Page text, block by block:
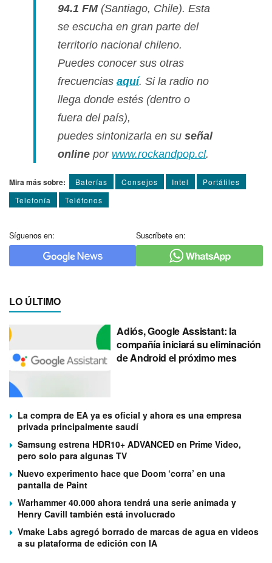
94.1 FM(Santiago, Chile). Esta
se escucha en gran parte del
territorio nacional chileno.
Puedes conocer sus otras
frecuencias aquí­. Si la radio no
llega donde estés (dentro o
fuera del paí­s),
puedes sintonizarla en su señal
online por www.rockandpop.cl.
Mira más sobre: Baterí­as Consejos Intel
Portátiles
Telefoní­a
Teléfonos
Síguenos en: Suscríbete en:
LO ÚLTIMO
Adiós, Google Assistant: la
compañía iniciará su eliminación
de Android el próximo mes
La compra de EA ya es oficial y ahora es una empresa
privada principalmente saudí
Samsung estrena HDR10+ ADVANCED en Prime Video,
pero solo para algunas TV
Nuevo experimento hace que Doom ‘corra’ en una
pantalla de Paint
Warhammer 40.000 ahora tendrá una serie animada y
Henry Cavill también está involucrado
Vmake Labs agregó borrado de marcas de agua en videos
a su plataforma de edición con IA